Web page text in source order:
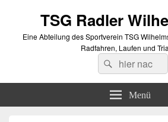
TSG Radler
Eine Abteilung des Sportverein TSG
Radfahren, Laufen und
Suche
nach:
Suchen
Menü